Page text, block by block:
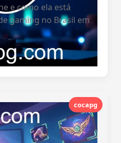
e como ela está
gaming no Brasil em
cocapg